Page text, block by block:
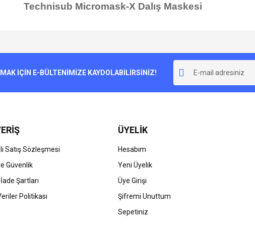
Technisub Micromask-X Dalış Maskesi
Gönder
İÇİN E-BÜLTENİMİZE KAYDOLABİLİRSİNİZ!
Satış Sözleşmesi
Güvenlik
Şartları
Politikası
ÜYELİK
Hesabım
Yeni Üyelik
Üye Girişi
Şifremi Unuttum
Sepetiniz